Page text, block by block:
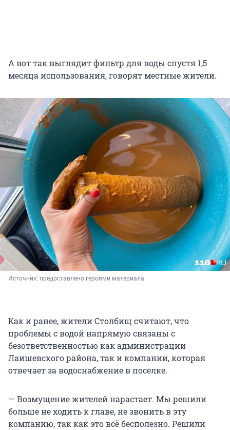
А вот так выглядит фильтр для воды спустя 1,5
месяца использования, говорят местные жители.
Источник: предоставлено героями материала
Как и ранее, жители Столбищ считают, что
проблемы с водой напрямую связаны с
безответственностью как администрации
Лаишевского района, так и компании, которая
отвечает за водоснабжение в поселке.
— Возмущение жителей нарастает. Мы решили
больше не ходить к главе, не звонить в эту
компанию, так как это всё бесполезно. Решили